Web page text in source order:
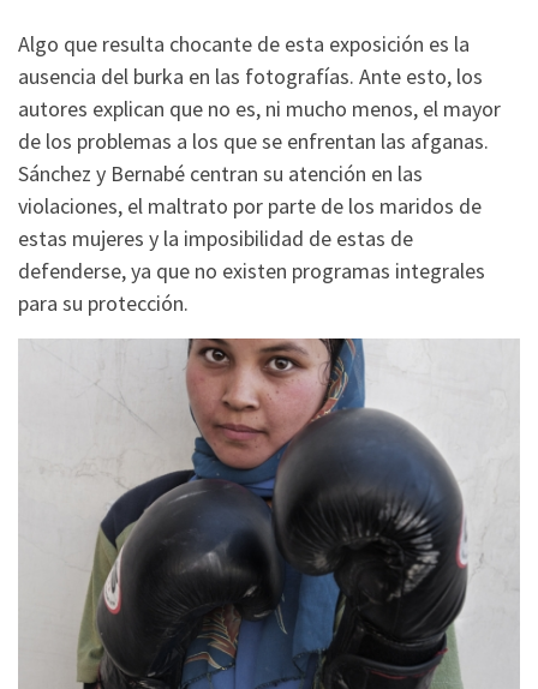
Algo que resulta chocante de esta exposición es la
ausencia del burka en las fotografías. Ante esto, los
autores explican que no es, ni mucho menos, el mayor
de los problemas a los que se enfrentan las afganas.
Sánchez y Bernabé centran su atención en las
violaciones, el maltrato por parte de los maridos de
estas mujeres y la imposibilidad de estas de
defenderse, ya que no existen programas integrales
para su protección.